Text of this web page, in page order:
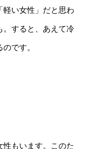
軽い女性」だと思わ
。すると、あえて冷
です。
性もいます。このた